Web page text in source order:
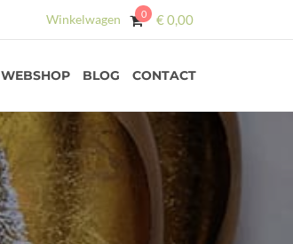
Winkelwagen 0 €0,00
WEBSHOP BLOG CONTACT